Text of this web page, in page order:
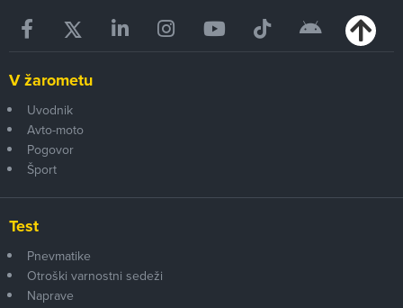
V žarometu
Uvodnik
Avto-moto
Pogovor
Šport
Test
Pnevmatike
Otroški varnostni sedeži
Naprave